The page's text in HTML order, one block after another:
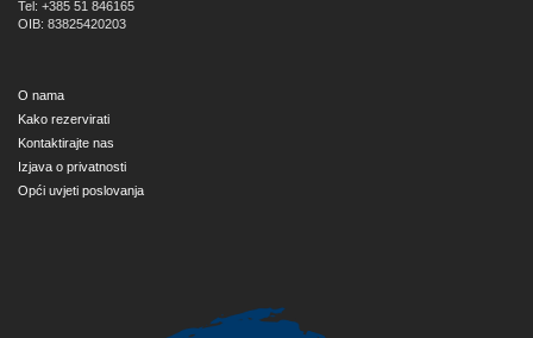
Tel: +385 51 846165
OIB: 83825420203
O nama
Kako rezervirati
Kontaktirajte nas
Izjava o privatnosti
Opći uvjeti poslovanja